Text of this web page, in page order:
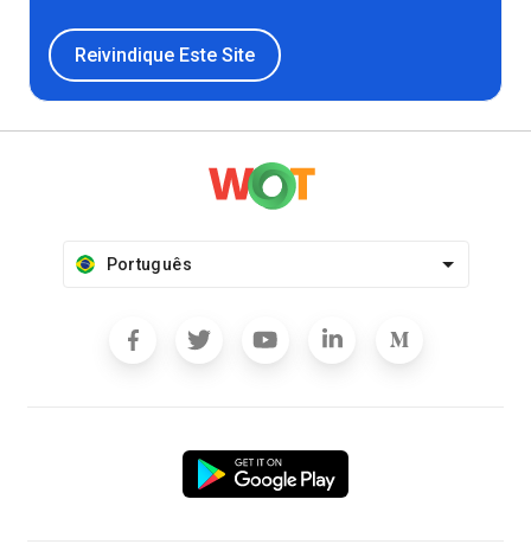
Reivindique Este Site
Português